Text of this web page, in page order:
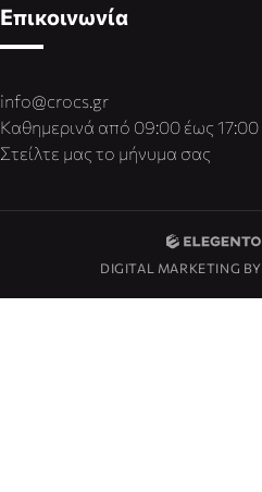
Επικοινωνία
info@crocs.gr
Καθημερινά από 09:00 έως 17:00
Στείλτε μας το μήνυμα σας
DIGITAL MARKETING BY